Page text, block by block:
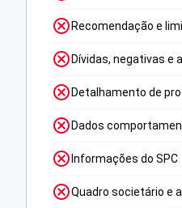
Recomendação e
Dívidas, negativas e
Detalhamento de
Dados
Informações do SPC
Quadro societário e